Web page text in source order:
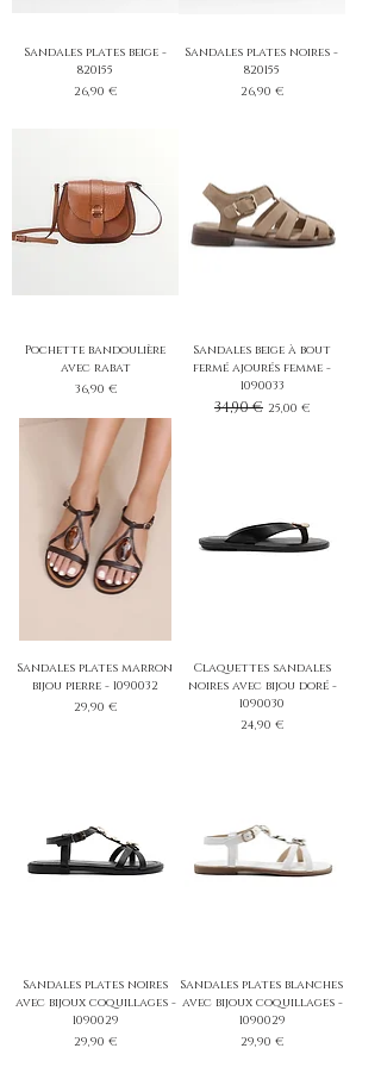
Sandales plates beige -
820155
Prix
26,90 €
Sandales plates noires -
820155
Prix
26,90 €
Pochette bandoulière
avec rabat
Prix
36,90 €
Sandales beige à bout
fermé ajourés femme -
1090033
Prix original
34,90 € Prix promotionnel
25,00 €
Sandales plates marron
bijou pierre - 1090032
Prix
29,90 €
Claquettes sandales
noires avec bijou doré -
1090030
Prix
24,90 €
Sandales plates noires
avec bijoux coquillages -
1090029
Prix
29,90 €
Sandales plates blanches
avec bijoux coquillages -
1090029
Prix
29,90 €